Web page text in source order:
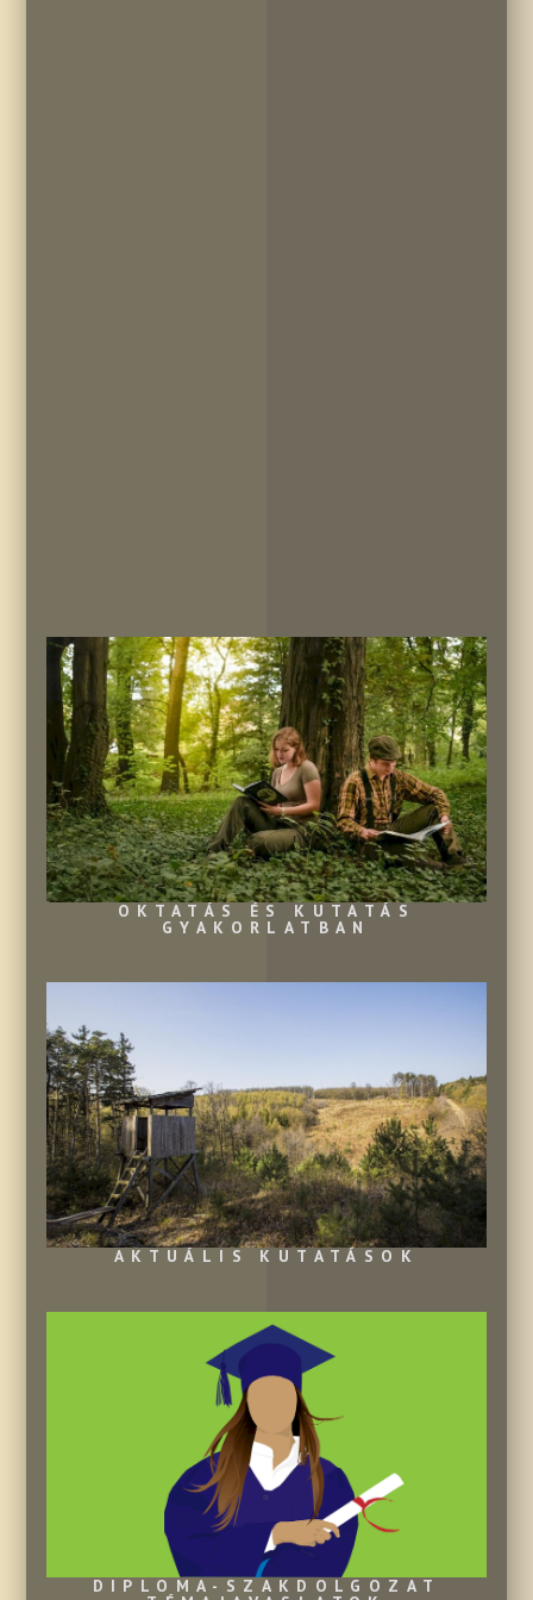
OKTATÁS ÉS KUTATÁS
GYAKORLATBAN
AKTUÁLIS KUTATÁSOK
DIPLOMA-SZAKDOLGOZAT